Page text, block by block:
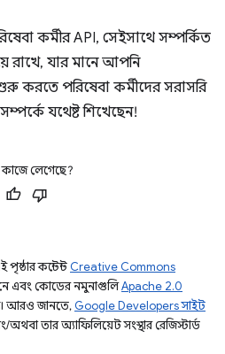
কর্মীর API, সেইসাথে সম্পর্কিত
রাখে, যার মানে আপনি
শুরু করতে পরিষেবা কর্মীদের সরাসরি
যথেষ্ট শিখেছেন!
লেগেছে?
কন্টেন্ট Creative Commons
এবং কোডের নমুনাগুলিApache 2.0
আরও জানতে, Google Developers সাইট
তার অ্যাফিলিয়েট সংস্থার রেজিস্টার্ড